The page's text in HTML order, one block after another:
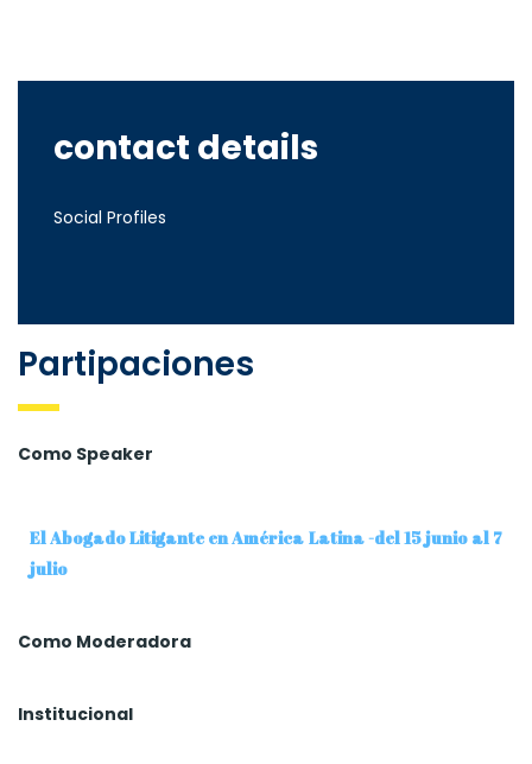
contact details
Social Profiles
Partipaciones
Como Speaker
El Abogado Litigante en América Latina -del 15 junio al 7
julio
Como Moderadora
Institucional